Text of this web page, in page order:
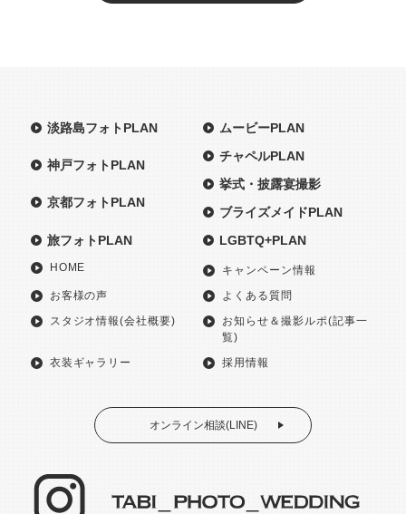
淡路島フォトPLAN
神戸フォトPLAN
京都フォトPLAN
旅フォトPLAN
ムービーPLAN
チャペルPLAN
挙式・披露宴撮影
ブライズメイドPLAN
LGBTQ+PLAN
HOME
キャンペーン情報
お客様の声
よくある質問
スタジオ情報(会社概要)
お知らせ＆撮影ルポ(記事一
覧)
衣装ギャラリー
採用情報
オンライン相談(LINE)